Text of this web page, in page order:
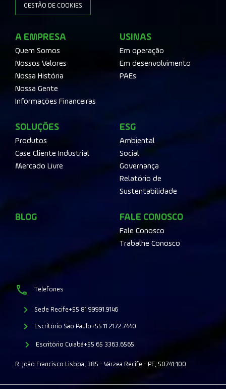
GESTÃO DE COOKIES
A EMPRESA
Quem Somos
Nossos Valores
Nossa História
Nossa Gente
Informações Financeiras
USINAS
Em operação
Em desenvolvimento
PAEs
SOLUÇÕES
Produtos
Case Cliente Industrial
Mercado Livre
ESG
Ambiental
Social
Governança
Relatório de
Sustentabilidade
BLOG FALE CONOSCO
Fale Conosco
Trabalhe Conosco
Telefones
Sede Recife+55 81 99991.9146
Escritório São Paulo+55 11 2172.7440
Escritório Cuiabá+55 65 3363.6565
R. João Francisco Lisboa, 385 - Várzea Recife - PE, 50741-100